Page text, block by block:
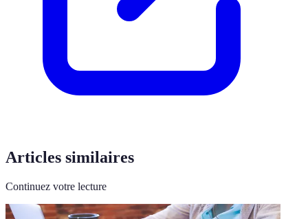
Articles similaires
Continuez votre lecture